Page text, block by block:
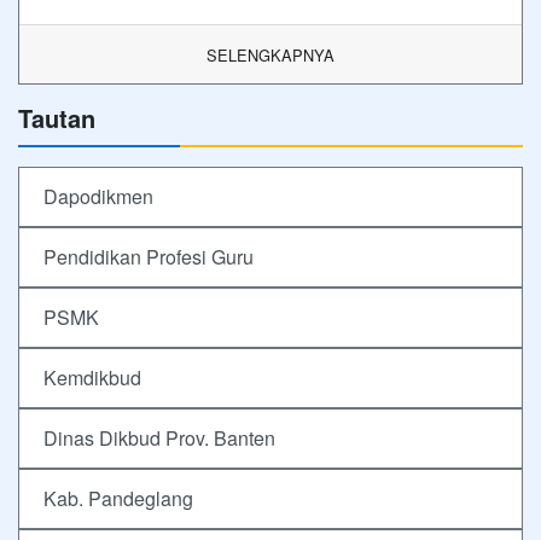
SELENGKAPNYA
Tautan
Dapodikmen
Pendidikan Profesi Guru
PSMK
Kemdikbud
Dinas Dikbud Prov. Banten
Kab. Pandeglang